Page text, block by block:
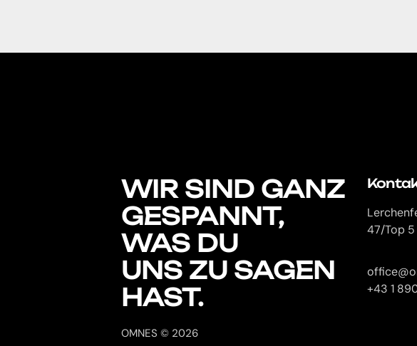
WIR SIND GANZ
GESPANNT,
WAS DU
UNS ZU SAGEN
HAST.
OMNES © 2026
47/Top 5
+43 1